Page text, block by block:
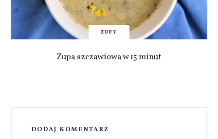
ZUPY
Zupa szczawiowa w 15 minut
DODAJ KOMENTARZ